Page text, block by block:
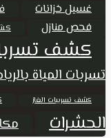
غسيل خزانات
فحص منازل
كشف
تسربات المياة
كشف تسريبات الغاز
الحشرات